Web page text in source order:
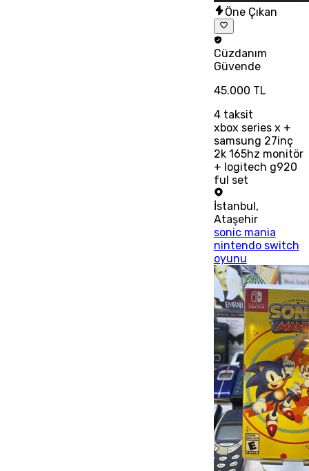
Öne Çıkan
Cüzdanım
Güvende
45.000 TL
4taksit
xbox series x +
samsung 27inç
2k 165hz monitör
+ logitech g920
ful set
İstanbul ,
Ataşehir
sonic mania
nintendo switch
oyunu